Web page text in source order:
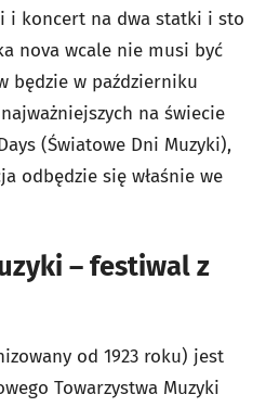
i koncert na dwa statki i sto
nova wcale nie musi być
będzie w październiku
na świecie
(Światowe Dni Muzyki),
odbędzie się właśnie we
– festiwal z
od 1923 roku) jest
Towarzystwa Muzyki